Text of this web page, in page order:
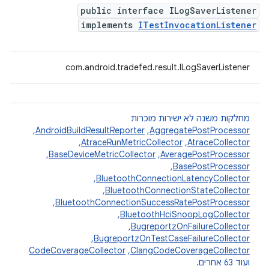
public interface ILogSaverListener
implements ITestInvocationListener
com.android.tradefed.result.ILogSaverListener
מחלקות משנה לא ישירות מוכרות
AggregatePostProcessor
,‏
AndroidBuildResultReporter
,‏
AtraceCollector
,‏
AtraceRunMetricCollector
,‏
AveragePostProcessor
,‏
BaseDeviceMetricCollector
,‏
BasePostProcessor
,‏
BluetoothConnectionLatencyCollector
,‏
BluetoothConnectionStateCollector
,‏
BluetoothConnectionSuccessRatePostProcessor
,‏
BluetoothHciSnoopLogCollector
,‏
BugreportzOnFailureCollector
,‏
BugreportzOnTestCaseFailureCollector
,‏
ClangCodeCoverageCollector
,‏
CodeCoverageCollector
ועוד 63 אחרים.